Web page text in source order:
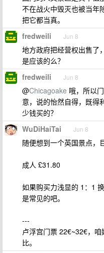
不在战火中毁灭也被当年
把它都当真。
fredweili Jun 8
地方政府把经营权出售了
是应该的么？
fredweili Jun 8
@Chicagoake 哦，所以
意，说的怡然自得，既得
少钱买的？
WuDiHaiTai Jun 8
随便想到一个英国景点，
成人 £31.80
如果购买力浅显的 1：1
是常见的吧。
---
卢浮宫门票 22€~32€，
比。